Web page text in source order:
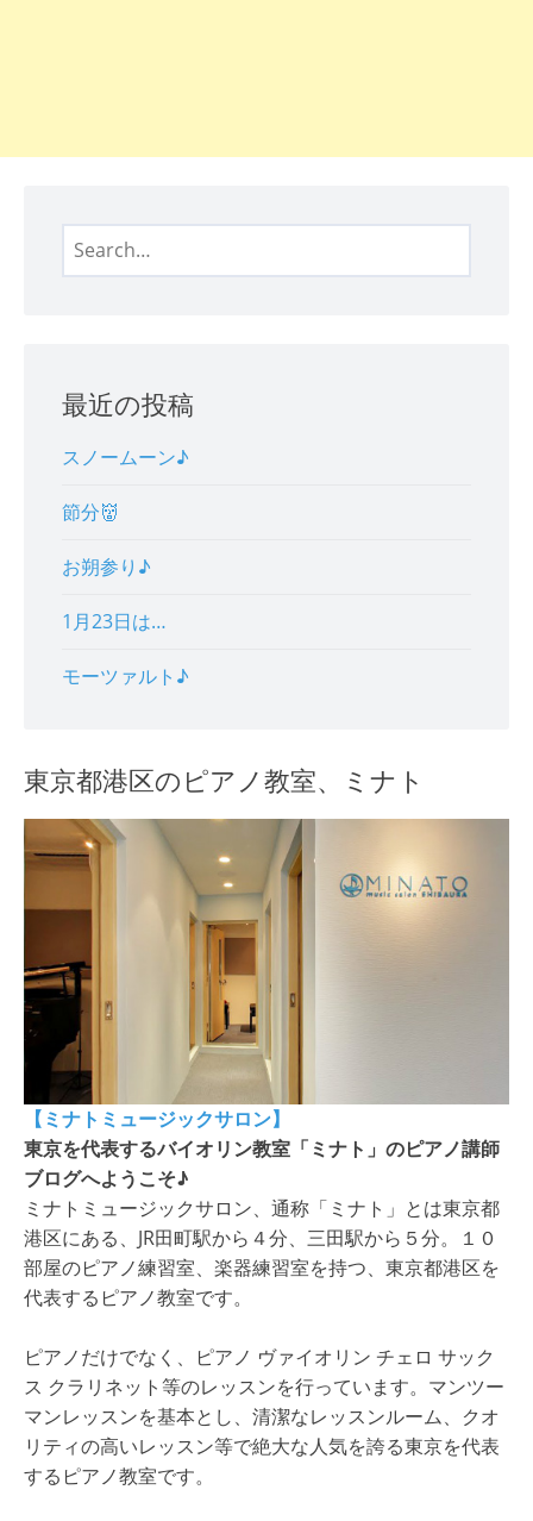
Search
最近の投稿
スノームーン♪
節分👹
お朔参り♪
1月23日は…
モーツァルト♪
東京都港区のピアノ教室、ミナト
【ミナトミュージックサロン】
東京を代表するバイオリン教室「ミナト」のピアノ講師
ブログへようこそ♪
ミナトミュージックサロン、通称「ミナト」とは東京都
港区にある、JR田町駅から４分、三田駅から５分。１０
部屋のピアノ練習室、楽器練習室を持つ、東京都港区を
代表するピアノ教室です。
ピアノだけでなく、ピアノ ヴァイオリン チェロ サック
ス クラリネット等のレッスンを行っています。マンツー
マンレッスンを基本とし、清潔なレッスンルーム、クオ
リティの高いレッスン等で絶大な人気を誇る東京を代表
するピアノ教室です。